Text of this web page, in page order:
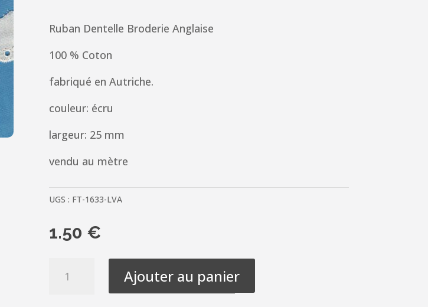
Ruban Dentelle Broderie Anglaise
100 % Coton
fabriqué en Autriche.
couleur: écru
largeur: 25 mm
vendu au mètre
UGS : FT-1633-LVA
1.50 €
Ajouter au panier